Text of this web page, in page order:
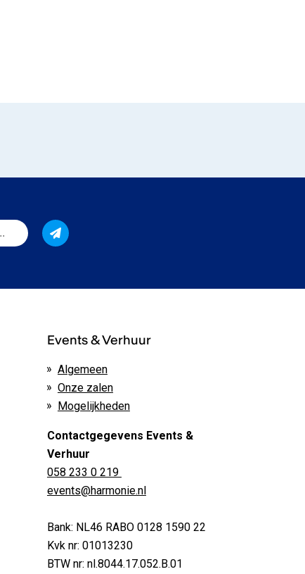
Events & Verhuur
Algemeen
Onze zalen
Mogelijkheden
Contactgegevens Events &
Verhuur
058 233 0 219
events@harmonie.nl
Bank: NL46 RABO 0128 1590 22
Kvk nr: 01013230
BTW nr: nl.8044.17.052.B.01